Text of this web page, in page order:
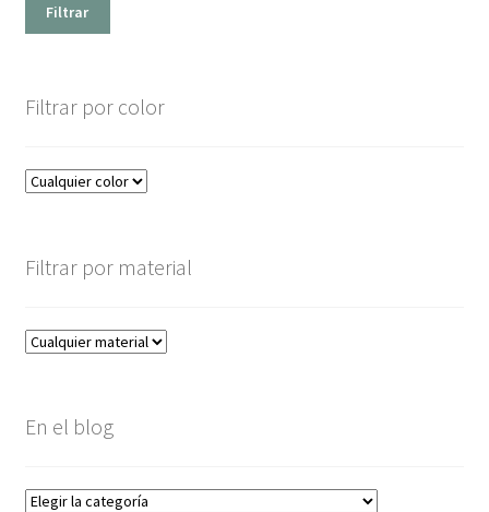
Filtrar
Filtrar por color
Filtrar por material
En el blog
En